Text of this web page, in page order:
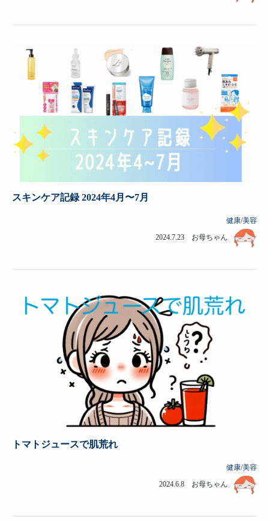
スキンケア記録 2024年4月〜7月
健康/美容
2024.7.23 お母ちゃん
トマトジュースで肌荒れ
健康/美容
2024.6.8 お母ちゃん